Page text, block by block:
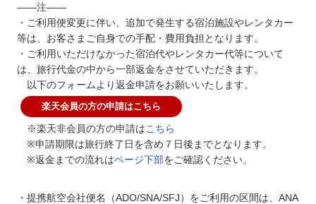
――注――
・ご利用便変更に伴い、追加で発生する宿泊施設やレンタカー
等は、お客さまご自身での手配・費用負担となります。
・ご利用いただけなかった宿泊代やレンタカー代等について
は、旅行代金の中から一部返金をさせていただきます。
以下のフォームより返金申請をお願いいたします。
楽天会員の方の申請はこちら
※楽天非会員の方の申請はこちら
※申請期限は旅行終了日を含め７日後までとなります。
※返金までの流れはページ下部をご確認ください。
・提携航空会社便名（ADO/SNA/SFJ）をご利用の区間は、ANA